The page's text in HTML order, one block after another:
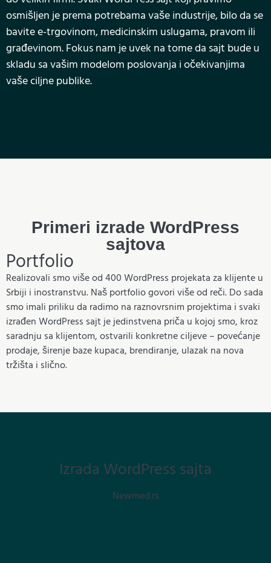
osmišljen je prema potrebama vaše industrije, bilo da se
bavite e-trgovinom, medicinskim uslugama, pravom ili
građevinom. Fokus nam je uvek na tome da sajt bude u
skladu sa vašim modelom poslovanja i očekivanjima
vaše ciljne publike.
Primeri izrade WordPress
sajtova
Portfolio
Realizovali smo više od 400 WordPress projekata za klijente u
Srbiji i inostranstvu. Naš portfolio govori više od reči. Do sada
smo imali priliku da radimo na raznovrsnim projektima i svaki
izrađen WordPress sajt je jedinstvena priča u kojoj smo, kroz
saradnju sa klijentom, ostvarili konkretne ciljeve – povećanje
prodaje, širenje baze kupaca, brendiranje, ulazak na nova
tržišta i slično.
Izrada WordPress sajta
Newmed.rs